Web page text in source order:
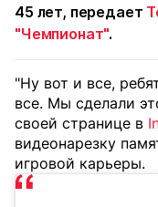
45 лет, передает
"Чемпионат".
"Ну вот и все,
все. Мы сделали
своей странице в
видеонарезку
игровой карьеры.